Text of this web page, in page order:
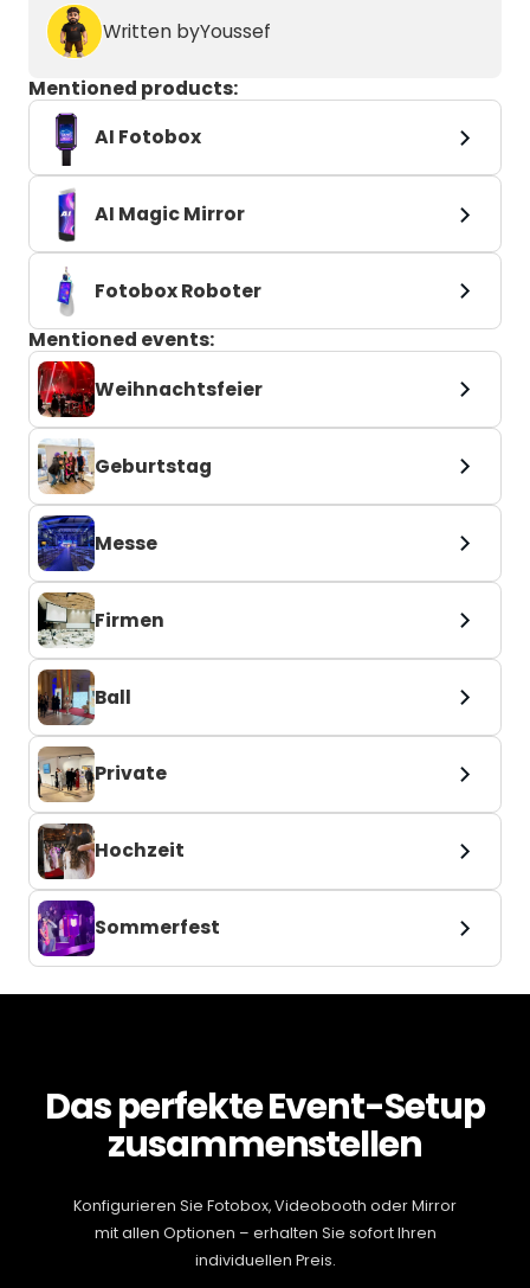
Written byYoussef
Mentioned products:
AI Fotobox
AI Magic Mirror
Fotobox Roboter
Mentioned events:
Weihnachtsfeier
Geburtstag
Messe
Firmen
Ball
Private
Hochzeit
Sommerfest
Das perfekte Event-Setup
zusammenstellen
Konfigurieren Sie Fotobox, Videobooth oder Mirror
mit allen Optionen – erhalten Sie sofort Ihren
individuellen Preis.